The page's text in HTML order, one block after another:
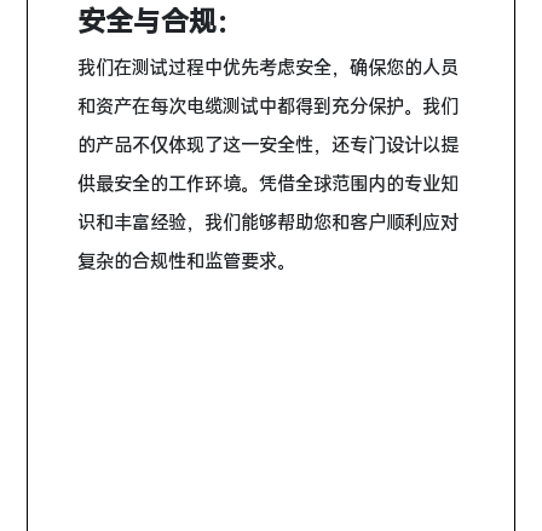
安全与合规：
我们在测试过程中优先考虑安全，确保您的人员
和资产在每次电缆测试中都得到充分保护。我们
的产品不仅体现了这一安全性，还专门设计以提
供最安全的工作环境。凭借全球范围内的专业知
识和丰富经验，我们能够帮助您和客户顺利应对
复杂的合规性和监管要求。